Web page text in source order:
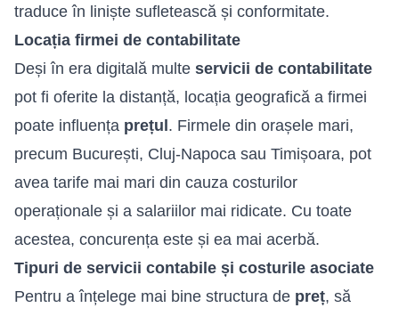
traduce în liniște sufletească și conformitate.
Locația firmei de contabilitate
Deși în era digitală multe servicii de contabilitate
pot fi oferite la distanță, locația geografică a firmei
poate influența prețul . Firmele din orașele mari,
precum București, Cluj-Napoca sau Timișoara, pot
avea tarife mai mari din cauza costurilor
operaționale și a salariilor mai ridicate. Cu toate
acestea, concurența este și ea mai acerbă.
Tipuri de servicii contabile și costurile asociate
Pentru a înțelege mai bine structura de preț, să